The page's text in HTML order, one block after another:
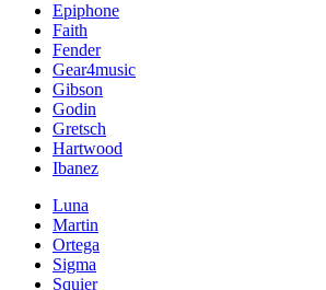
Epiphone
Faith
Fender
Gear4music
Gibson
Godin
Gretsch
Hartwood
Ibanez
Luna
Martin
Ortega
Sigma
Squier